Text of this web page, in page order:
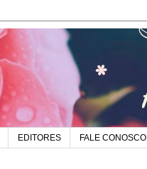
EDITORES FALE CONOSCO